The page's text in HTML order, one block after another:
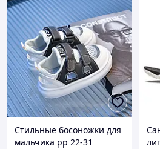
Стильные босоножки для
мальчика рр 22-31